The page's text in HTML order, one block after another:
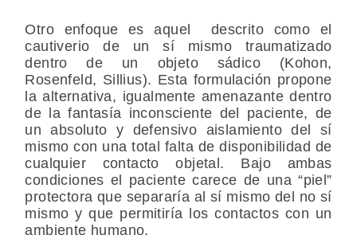
Otro enfoque es aquel descrito como el
cautiverio de un sí mismo traumatizado
dentro de un objeto sádico (Kohon,
Rosenfeld, Sillius). Esta formulación propone
la alternativa, igualmente amenazante dentro
de la fantasía inconsciente del paciente, de
un absoluto y defensivo aislamiento del sí
mismo con una total falta de disponibilidad de
cualquier contacto objetal. Bajo ambas
condiciones el paciente carece de una “piel”
protectora que separaría al sí mismo del no sí
mismo y que permitiría los contactos con un
ambiente humano.